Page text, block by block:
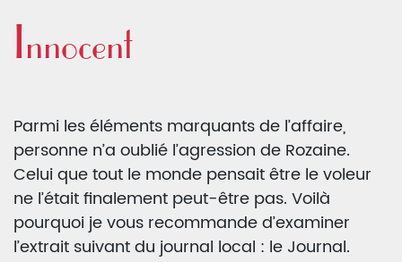
Innocent
Parmi les éléments marquants de l’affaire,
personne n’a oublié l’agression de Rozaine.
Celui que tout le monde pensait être le voleur
ne l’était finalement peut-être pas. Voilà
pourquoi je vous recommande d’examiner
l’extrait suivant du journal local : le Journal.